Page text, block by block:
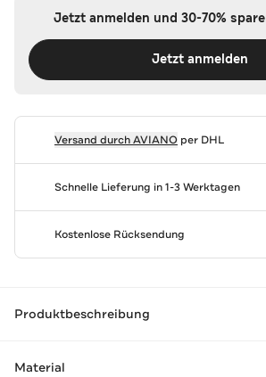
Jetzt anmelden und 30-70%
Jetzt anmelden
Versand durchAVIANOper DHL
Schnelle Lieferung in 1-3 Werktagen
Kostenlose Rücksendung
Produktbeschreibung
Material